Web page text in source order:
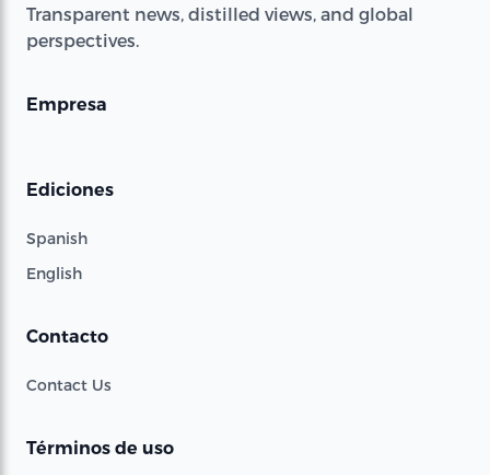
Transparent news, distilled views, and global
perspectives.
Empresa
Ediciones
Spanish
English
Contacto
Contact Us
Términos de uso